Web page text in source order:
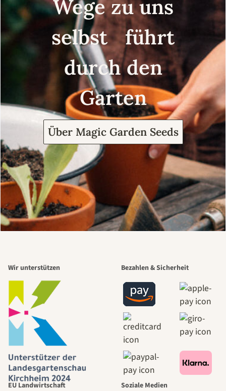
Wege zu uns
selbst führt
durch den
Garten
Über Magic Garden Seeds
Wir unterstützen Bezahlen & Sicherheit
EU Landwirtschaft Soziale Medien